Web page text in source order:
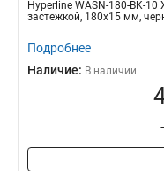
Hyperline WASN-180-BK-
застежкой, 180x15 мм,
Подробнее
Наличие: В наличии